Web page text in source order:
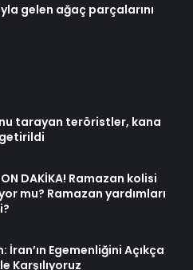
gelen ağaç parçalarını
tarayan teröristler, kana
getirildi
DAKİKA! Ramazan kolisi
mu? Ramazan yardımları
Egemenliğini Açıkça
Karşılıyoruz